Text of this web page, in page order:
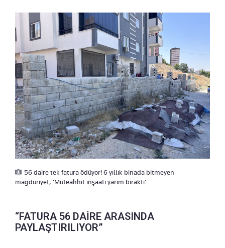
56 daire tek fatura ödüyor! 6 yıllık binada bitmeyen
mağduriyet, ‘Müteahhit inşaatı yarım bıraktı’
“FATURA 56 DAİRE ARASINDA
PAYLAŞTIRILIYOR”